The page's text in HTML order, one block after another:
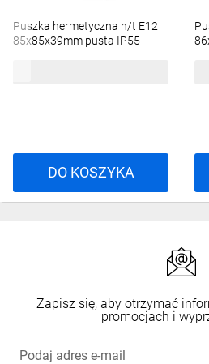
Puszka hermetyczna n/t E12
85x85x39mm pusta IP55
DO KOSZYKA
Zapisz się, aby otrzymać
promocjach i
Podaj adres e-mail